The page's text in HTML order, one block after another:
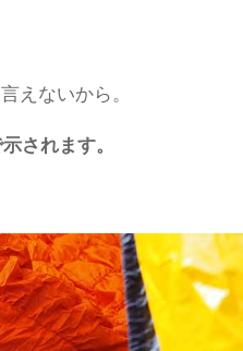
えないから。
されます。